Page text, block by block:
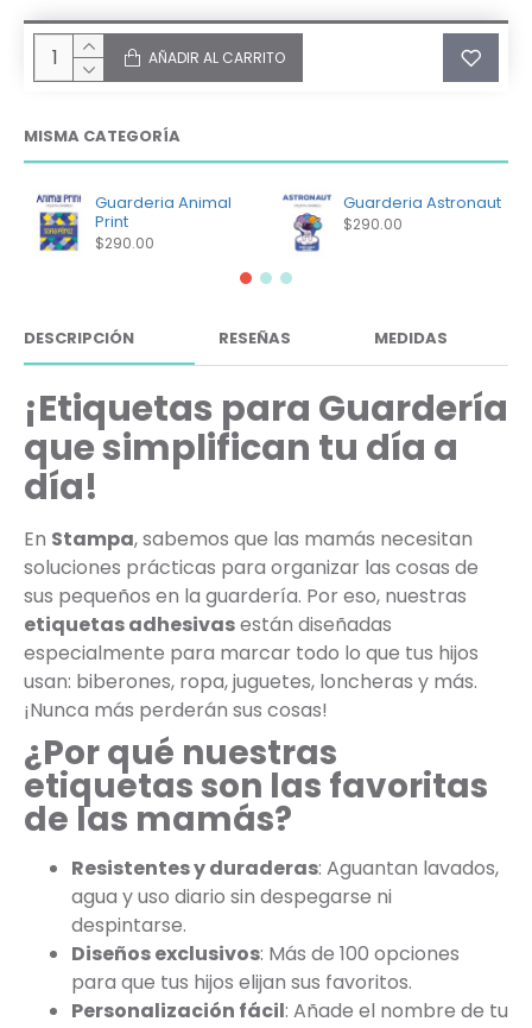
AÑADIR AL CARRITO
MISMA CATEGORÍA
Guarderia Animal
Print
$290.00
Guarderia Astronaut
$290.00
DESCRIPCIÓN RESEÑAS MEDIDAS
¡Etiquetas para Guardería
que simplifican tu día a
día!
En Stampa, sabemos que las mamás necesitan
soluciones prácticas para organizar las cosas de
sus pequeños en la guardería. Por eso, nuestras
etiquetas adhesivasestán diseñadas
especialmente para marcar todo lo que tus hijos
usan: biberones, ropa, juguetes, loncheras y más.
¡Nunca más perderán sus cosas!
¿Por qué nuestras
etiquetas son las favoritas
de las mamás?
Resistentes y duraderas: Aguantan lavados,
agua y uso diario sin despegarse ni
despintarse.
Diseños exclusivos: Más de 100 opciones
para que tus hijos elijan sus favoritos.
Personalización fácil: Añade el nombre de tu